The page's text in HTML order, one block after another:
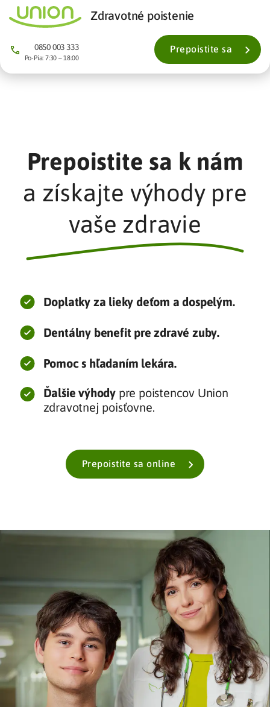
Zdravotné poistenie
0850 003 333
Po-Pia: 7:30 – 18:00
Prepoistite sa
Prepoistite sa k nám
a získajte výhody pre
vaše zdravie
Doplatky za lieky deťom a dospelým.
Dentálny benefit pre zdravé zuby.
Pomoc s hľadaním lekára.
Ďalšie výhody pre poistencov Union
zdravotnej poisťovne.
Prepoistite sa online